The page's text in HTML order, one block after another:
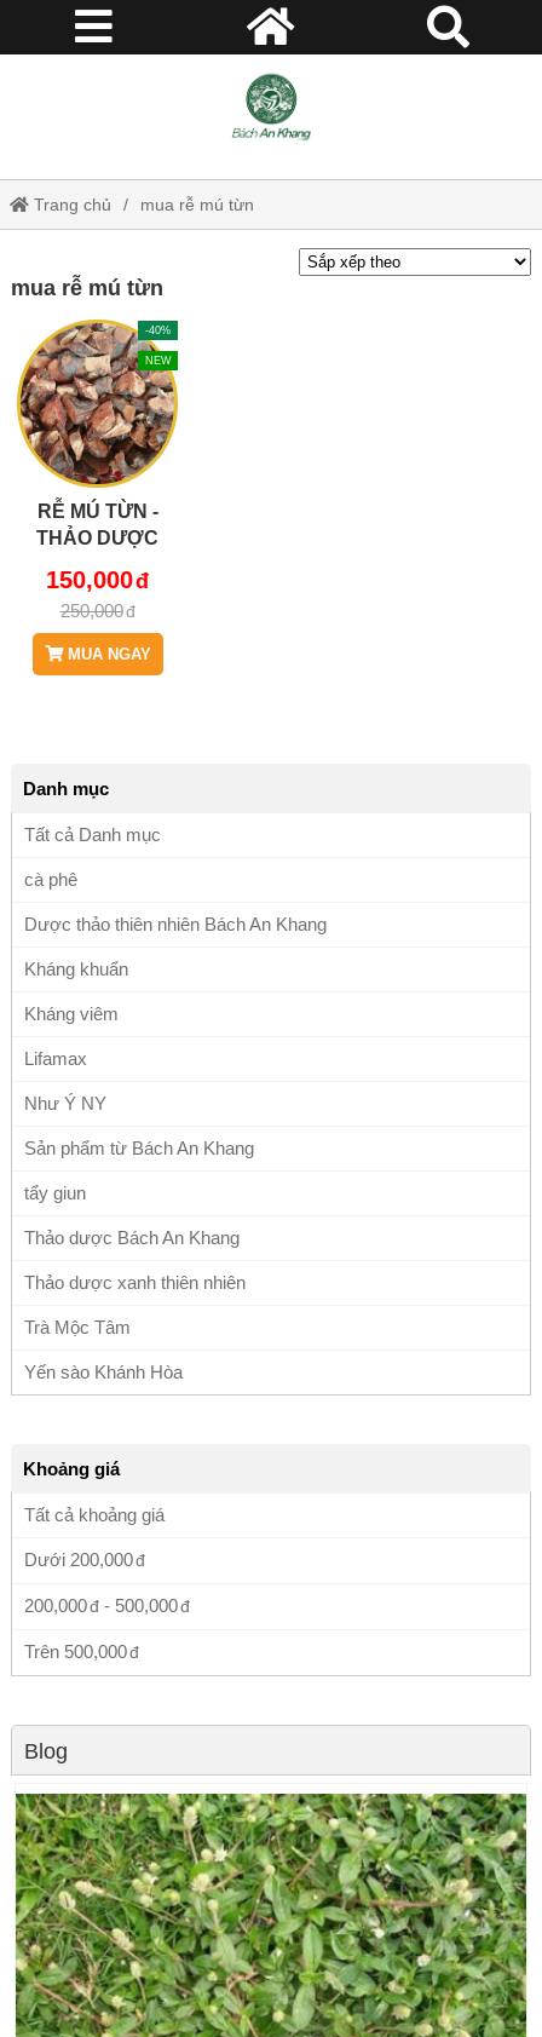
Trang chủ mua rễ mú từn
mua rễ mú từn
-40%
NEW
RỄ MÚ TỪN -
THẢO DƯỢC
KHANG
JD118_RE
150,000
250,000
MUA NGAY
Danh mục
Tất cả Danh mục
cà phê
Dược thảo thiên nhiên Bách An Khang
Kháng khuẩn
Kháng viêm
Lifamax
Như Ý NY
Sản phẩm từ Bách An Khang
tẩy giun
Thảo dược Bách An Khang
Thảo dược xanh thiên nhiên
Trà Mộc Tâm
Yến sào Khánh Hòa
Khoảng giá
Tất cả khoảng giá
Dưới 200,000
200,000 - 500,000
Trên 500,000
Blog